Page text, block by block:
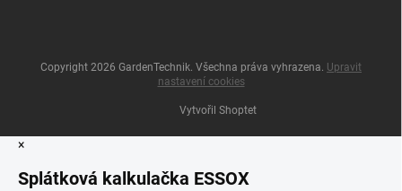
Vytvořil Shoptet
Copyright 2026 GardenTechnik. Všechna práva vyhrazena. Upravit
nastavení cookies
×
Splátková kalkulačka ESSOX